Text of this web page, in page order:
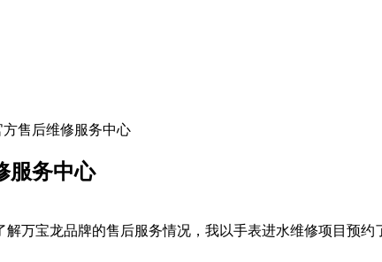
方售后维修服务中心
服务中心
万宝龙品牌的售后服务情况，我以手表进水维修项目预约